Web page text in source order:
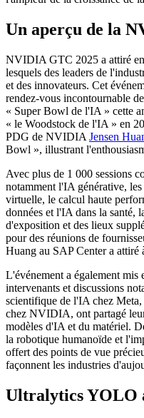
Un aperçu de la
NVIDIA GTC 2025 a attiré
lesquels des leaders de
et des innovateurs. Cet
rendez-vous incontournable
« Super Bowl de l'IA » cette
« le Woodstock de l'IA » en
PDG de NVIDIA Jensen
Bowl », illustrant
Avec plus de 1 000 sessions
notamment l'IA générative,
virtuelle, le calcul haute
données et l'IA dans la santé,
d'exposition et des lieux
pour des réunions de
Huang au SAP Center a attiré
L'événement a également mis
intervenants et discussions
scientifique de l'IA chez Meta,
chez NVIDIA, ont partagé
modèles d'IA et du matériel.
la robotique humanoïde et
offert des points de vue
façonnent les industries
Ultralytics YOLO